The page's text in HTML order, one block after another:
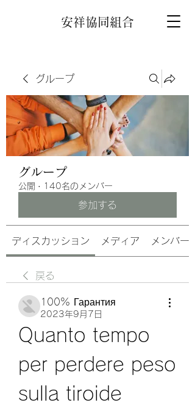
安祥協同組合
グループ
グループ
公開 · 140名のメンバー
参加する
ディスカッション メディア メンバー
戻る
100% Гарантия
2023年9月7日
Quanto tempo
per perdere peso
sulla tiroide